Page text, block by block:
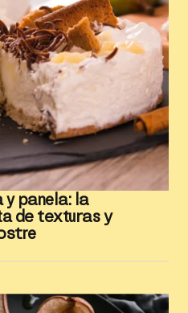
y panela: la
de texturas y